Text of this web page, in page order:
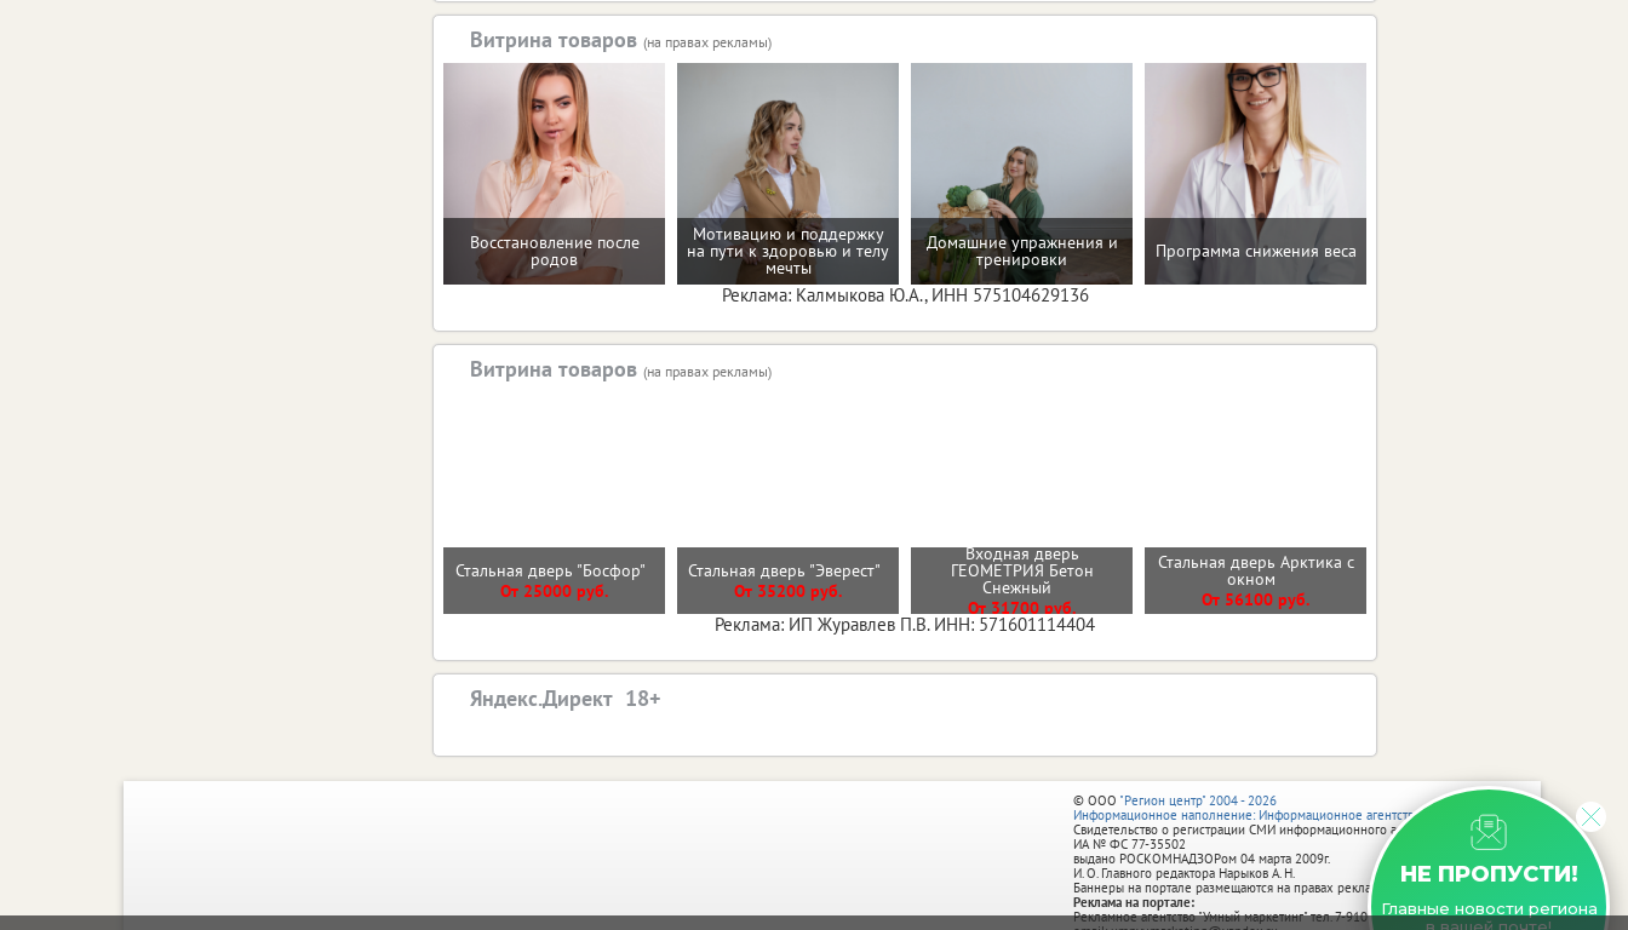
Витрина товаров (на правах рекламы)
Восстановление после
родов
Мотивацию и поддержку
на пути к здоровью и телу
мечты
Домашние упражнения и
тренировки Программа снижения веса
Реклама: Калмыкова Ю.А., ИНН 575104629136
Витрина товаров (на правах рекламы)
Стальная дверь "Босфор"
От 25000 руб.
Стальная дверь "Эверест"
От 35200 руб.
Входная дверь
ГЕОМЕТРИЯ Бетон
Снежный
От 31700 руб.
Стальная дверь Арктика с
окном
От 56100 руб.
Реклама: ИП Журавлев П.В. ИНН: 571601114404
Яндекс.Директ
НЕ ПРОПУСТИ!
Главные новости региона
© ООО "Регион центр" 2004 - 2026
Информационное наполнение: Информационное агентство vRossii.ru
Свидетельство о регистрации СМИ информационного агентства vRossii.ru
ИА № ФС 77‑35502
выдано РОСКОМНАДЗОРом 04 марта 2009г.
И. О. Главного редактора Нарыков А. Н.
Баннеры на портале размещаются на правах рекламы.
Реклама на портале:
Рекламное агентство "Умный маркетинг" тел. 7-910-267-70-40,